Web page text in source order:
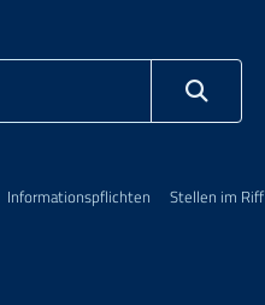
Informationspflichten Stellen im Riff